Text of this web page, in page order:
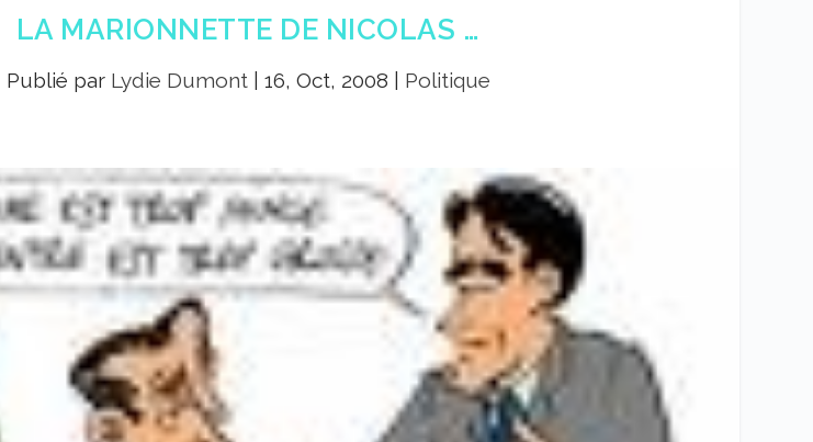
LA MARIONNETTE DE NICOLAS …
Publié par Lydie Dumont| 16, Oct, 2008 Politique